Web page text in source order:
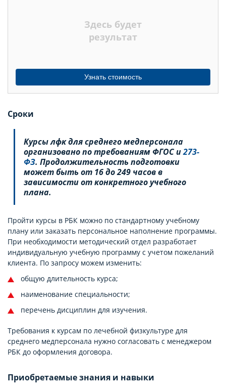
Здесь будет
результат
Узнать стоимость
Сроки
Курсы лфк для среднего медперсонала
организовано по требованиям ФГОС и273-
ФЗ. Продолжительность подготовки
может быть от 16 до 249 часов в
зависимости от конкретного учебного
плана.
Пройти курсы в РБК можно по стандартному учебному
плану или заказать персональное наполнение программы.
При необходимости методический отдел разработает
индивидуальную учебную программу с учетом пожеланий
клиента. По запросу можем изменить:
общую длительность курса;
наименование специальности;
перечень дисциплин для изучения.
Требования к курсам по лечебной физкультуре для
среднего медперсонала нужно согласовать с менеджером
РБК до оформления договора.
Приобретаемые знания и навыки